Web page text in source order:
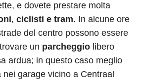
e dovete prestare molta
, ciclisti e tram. In alcune ore
del centro possono essere
un parcheggio libero
ardua; in questo caso meglio
nei garage vicino a Centraal